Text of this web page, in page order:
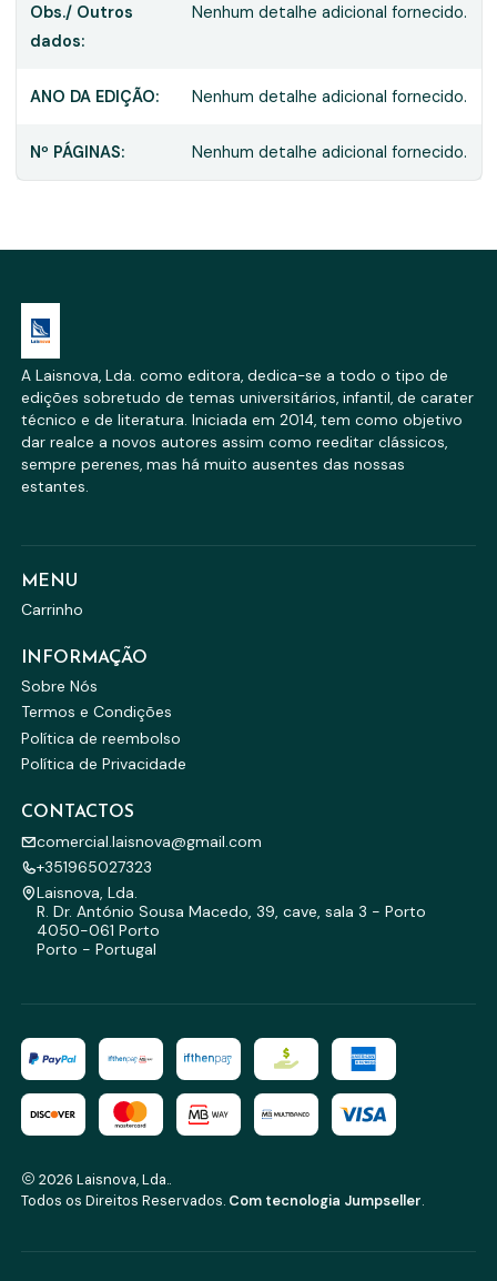
Obs./ Outros
dados:
Nenhum detalhe adicional fornecido.
ANO DA EDIÇÃO: Nenhum detalhe adicional fornecido.
Nº PÁGINAS: Nenhum detalhe adicional fornecido.
A Laisnova, Lda. como editora, dedica-se a todo o tipo de
edições sobretudo de temas universitários, infantil, de carater
técnico e de literatura. Iniciada em 2014, tem como objetivo
dar realce a novos autores assim como reeditar clássicos,
sempre perenes, mas há muito ausentes das nossas
estantes.
MENU
Carrinho
INFORMAÇÃO
Sobre Nós
Termos e Condições
Política de reembolso
Política de Privacidade
CONTACTOS
comercial.laisnova@gmail.com
+351965027323
Laisnova, Lda.
R. Dr. António Sousa Macedo, 39, cave, sala 3 - Porto
4050-061 Porto
Porto - Portugal
2026 Laisnova, Lda..
Todos os Direitos Reservados. Com tecnologia Jumpseller.